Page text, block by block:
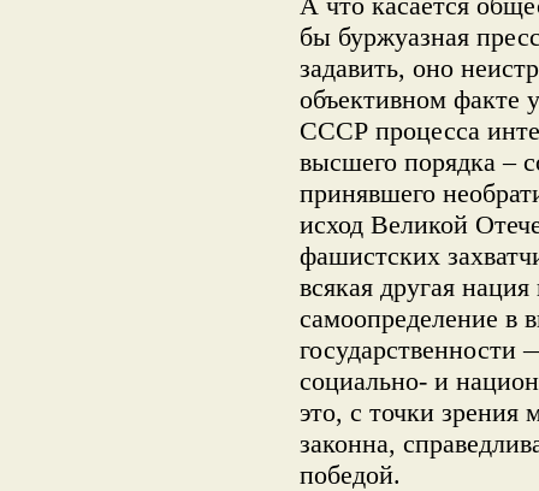
бы буржуазная
задавить, оно
объективном факте
СССР процесса
высшего порядка –
принявшего
исход Великой
фашистских
всякая другая
самоопределение в
социально- и
это, с точки зрения
законна,
победой.